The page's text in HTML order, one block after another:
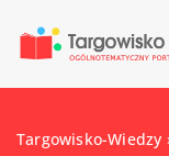
Targowisko-Wiedzy